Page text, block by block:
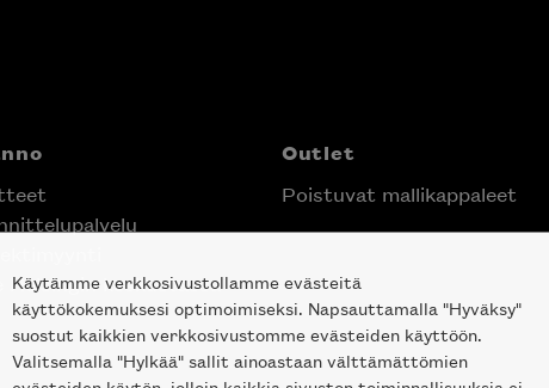
Helsingin keskustassa
Outlet
Poistuvat mallikappaleet
Käytämme verkkosivustollamme evästeitä
käyttökokemuksesi optimoimiseksi. Napsauttamalla "Hyväksy"
suostut kaikkien verkkosivustomme evästeiden käyttöön.
Valitsemalla "Hylkää" sallit ainoastaan välttämättömien